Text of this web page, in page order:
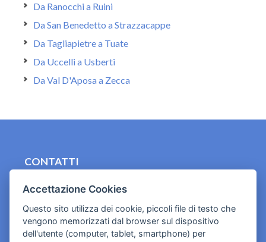
Da Ranocchi a Ruini
Da San Benedetto a Strazzacappe
Da Tagliapietre a Tuate
Da Uccelli a Usberti
Da Val D'Aposa a Zecca
CONTATTI
Cookies e informativa privacy
Accettazione Cookies
Questo sito utilizza dei cookie, piccoli file di testo che
vengono memorizzati dal browser sul dispositivo
dell'utente (computer, tablet, smartphone) per